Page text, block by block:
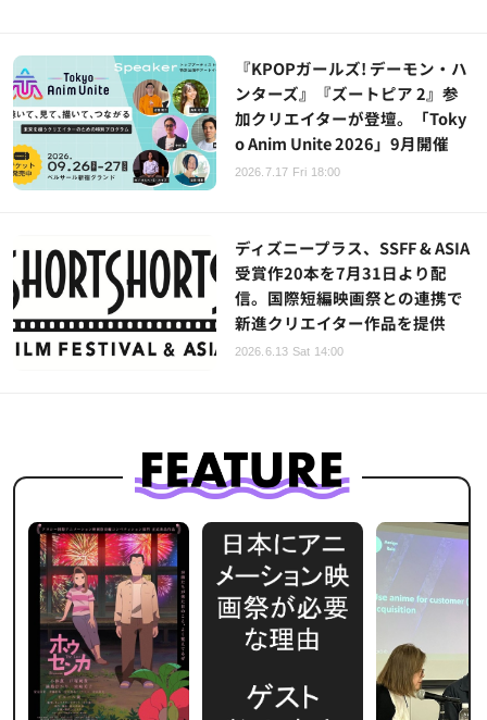
『KPOPガールズ! デーモン・ハ
ンターズ』『ズートピア 2』参
加クリエイターが登壇。「Toky
o Anim Unite 2026」9月開催
2026.7.17 Fri 18:00
ディズニープラス、SSFF & ASIA
受賞作20本を7月31日より配
信。国際短編映画祭との連携で
新進クリエイター作品を提供
2026.6.13 Sat 14:00